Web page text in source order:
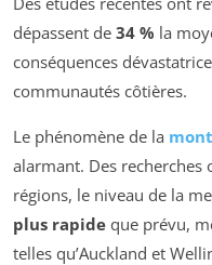
dépassent de 34 % la
conséquences
communautés côtières.
Le phénomène de la
alarmant. Des
régions, le niveau de la
plus rapide que prévu,
telles qu’Auckland et